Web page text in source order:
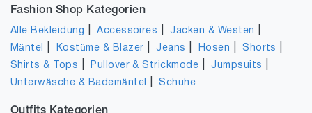
Fashion Shop Kategorien
Alle Bekleidung |Accessoires |Jacken & Westen
Mäntel Kostüme & Blazer |Jeans Hosen |Shorts
Shirts & Tops Pullover & Strickmode |Jumpsuits
Unterwäsche & Bademäntel |Schuhe
Outfits Kategorien